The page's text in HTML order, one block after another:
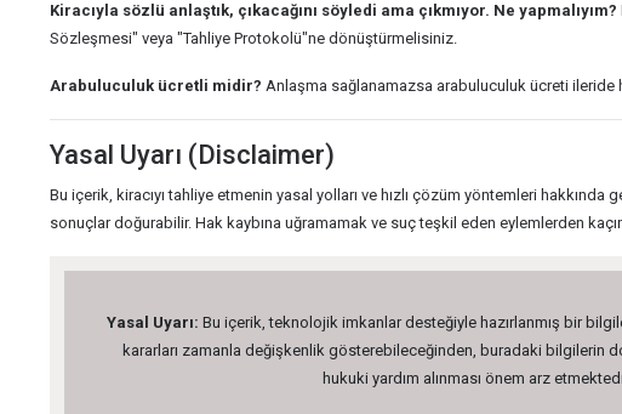
Kiracıyla sözlü anlaştık, çıkacağını söyledi ama çıkmıyor. Ne yapmalıyım?
Sözleşmesi" veya "Tahliye Protokolü"ne dönüştürmelisiniz.
Arabuluculuk ücretli midir? Anlaşma sağlanamazsa arabuluculuk ücreti ileride
Yasal Uyarı (Disclaimer)
Bu içerik, kiracıyı tahliye etmenin yasal yolları ve hızlı çözüm yöntemleri
sonuçlar doğurabilir. Hak kaybına uğramamak ve suç teşkil eden eylemlerden
Yasal Uyarı: Bu içerik, teknolojik imkanlar desteğiyle hazırlanmış bir
kararları zamanla değişkenlik gösterebileceğinden, buradaki bilgilerin
hukuki yardım alınması önem arz